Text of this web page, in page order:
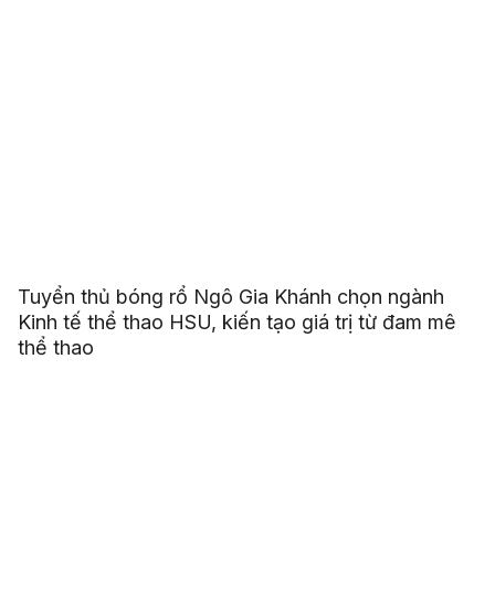
Tuyển thủ bóng rổ Ngô Gia Khánh chọn ngành
Kinh tế thể thao HSU, kiến tạo giá trị từ đam mê
thể thao